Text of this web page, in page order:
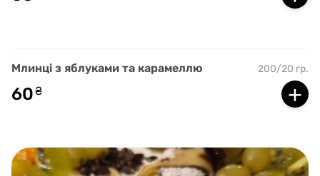
Млинці з яблуками та карамеллю 200/20 гр.
60₴ +